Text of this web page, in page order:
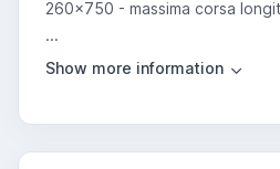
260x750 - massima corsa
...